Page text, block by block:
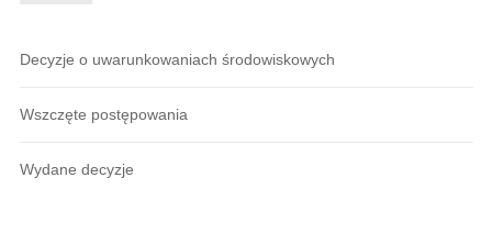
Decyzje o uwarunkowaniach środowiskowych
Wszczęte postępowania
Wydane decyzje